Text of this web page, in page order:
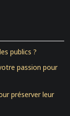
publics ?
passion pour
préserver leur